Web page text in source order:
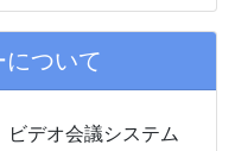
ついて
ビデオ会議システム